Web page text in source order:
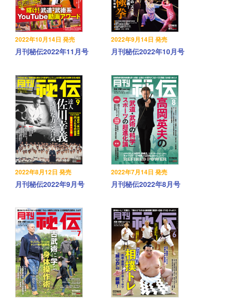
2022年10月14日 発売
月刊秘伝2022年11月号
2022年9月14日 発売
月刊秘伝2022年10月号
2022年8月12日 発売
月刊秘伝2022年9月号
2022年7月14日 発売
月刊秘伝2022年8月号